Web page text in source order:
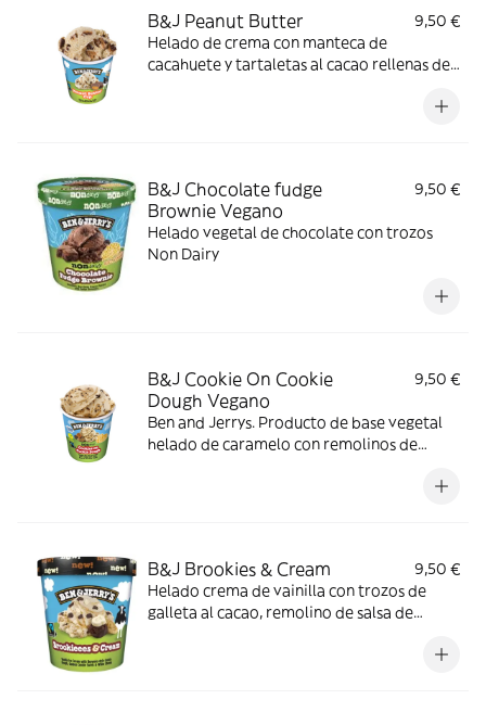
B&J Peanut Butter
9,50 €
Helado de crema con manteca de
cacahuete y tartaletas al cacao rellenas de
B&J Chocolate fudge
Brownie Vegano
9,50 €
Helado vegetal de chocolate con trozos
Non Dairy
B&J Cookie On Cookie
Dough Vegano
9,50 €
Ben and Jerrys. Producto de base vegetal
helado de caramelo con remolinos de
B&J Brookies & Cream
9,50 €
Helado crema de vainilla con trozos de
galleta al cacao, remolino de salsa de